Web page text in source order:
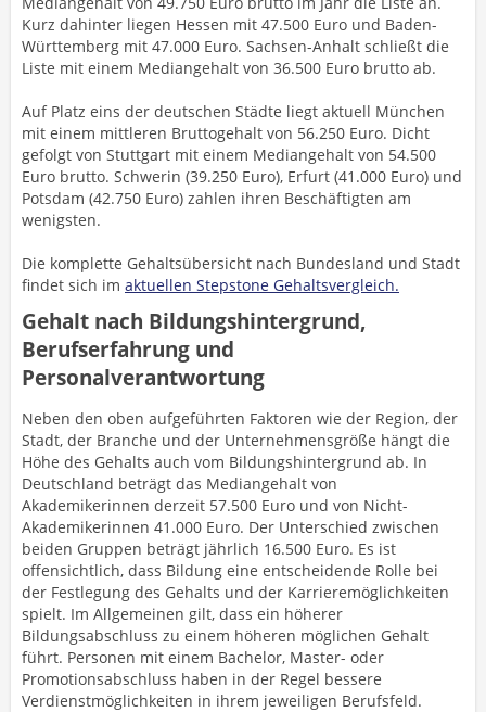
Kurz dahinter liegen Hessen mit 47.500 Euro und Baden-
Württemberg mit 47.000 Euro. Sachsen-Anhalt schließt die
Liste mit einem Mediangehalt von 36.500 Euro brutto ab.
Auf Platz eins der deutschen Städte liegt aktuell München
mit einem mittleren Bruttogehalt von 56.250 Euro. Dicht
gefolgt von Stuttgart mit einem Mediangehalt von 54.500
Euro brutto. Schwerin (39.250 Euro), Erfurt (41.000 Euro) und
Potsdam (42.750 Euro) zahlen ihren Beschäftigten am
wenigsten.
Die komplette Gehaltsübersicht nach Bundesland und Stadt
findet sich im aktuellen Stepstone Gehaltsvergleich.
Gehalt nach Bildungshintergrund,
Berufserfahrung und
Personalverantwortung
Neben den oben aufgeführten Faktoren wie der Region, der
Stadt, der Branche und der Unternehmensgröße hängt die
Höhe des Gehalts auch vom Bildungshintergrund ab. In
Deutschland beträgt das Mediangehalt von
Akademikerinnen derzeit 57.500 Euro und von Nicht-
Akademikerinnen 41.000 Euro. Der Unterschied zwischen
beiden Gruppen beträgt jährlich 16.500 Euro. Es ist
offensichtlich, dass Bildung eine entscheidende Rolle bei
der Festlegung des Gehalts und der Karrieremöglichkeiten
spielt. Im Allgemeinen gilt, dass ein höherer
Bildungsabschluss zu einem höheren möglichen Gehalt
führt. Personen mit einem Bachelor, Master- oder
Promotionsabschluss haben in der Regel bessere
Verdienstmöglichkeiten in ihrem jeweiligen Berufsfeld.